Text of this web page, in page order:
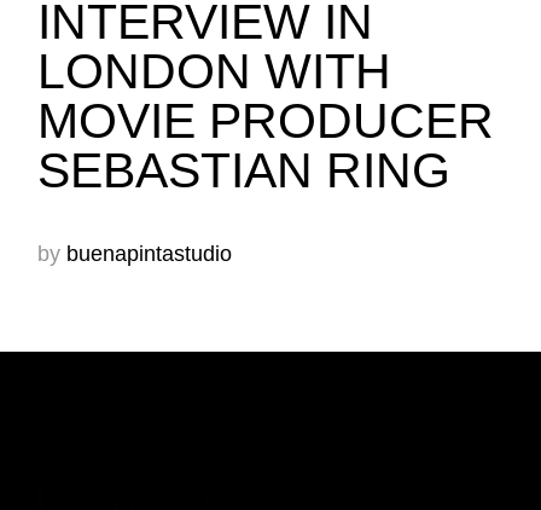
INTERVIEW IN
LONDON WITH
MOVIE PRODUCER
SEBASTIAN RING
by buenapintastudio